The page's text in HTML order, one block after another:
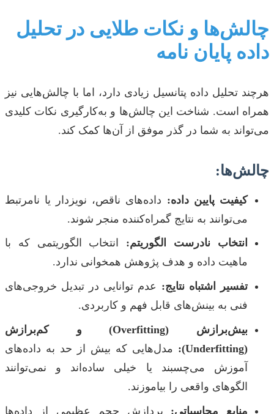
چالش‌ها و نکات طلایی در تحلیل
داده پایان نامه
هرچند تحلیل داده پتانسیل زیادی دارد، اما با چالش‌هایی نیز
همراه است. شناخت این چالش‌ها و به‌کارگیری نکات کلیدی
می‌تواند به شما در گذر موفق از آن‌ها کمک کند.
چالش‌ها:
کیفیت پایین داده: داده‌های ناقص، نویزدار یا نامرتبط
می‌توانند به نتایج گمراه‌کننده منجر شوند.
انتخاب نادرست الگوریتم: انتخاب الگوریتمی که با
ماهیت داده و هدف پژوهش همخوانی ندارد.
تفسیر اشتباه نتایج: عدم توانایی در تبدیل خروجی‌های
فنی به بینش‌های قابل فهم و کاربردی.
بیش‌برازش (Overfitting) و کم‌برازش
(Underfitting):
مدل‌هایی که بیش از حد به داده‌های
آموزش می‌چسبند یا خیلی ساده‌اند و نمی‌توانند
الگوهای واقعی را بیاموزند.
منابع محاسباتی: پردازش حجم عظیمی از داده‌ها